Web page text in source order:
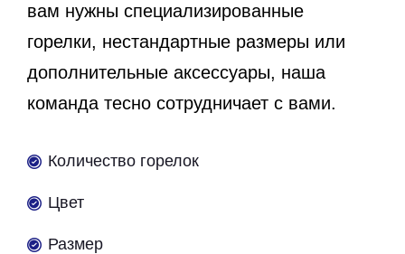
вам нужны специализированные
горелки, нестандартные размеры или
дополнительные аксессуары, наша
команда тесно сотрудничает с вами.
Количество горелок
Цвет
Размер